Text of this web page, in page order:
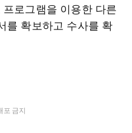
로그램을 이용한 다른
를 확보하고 수사를 확
포 금지